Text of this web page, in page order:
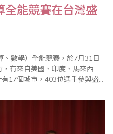
能競賽在台灣盛
數學）全能競賽，於7月31日
有來自美國、印度、馬來西
17個城市，403位選手參與盛
學術團體參賽，除了比賽珠